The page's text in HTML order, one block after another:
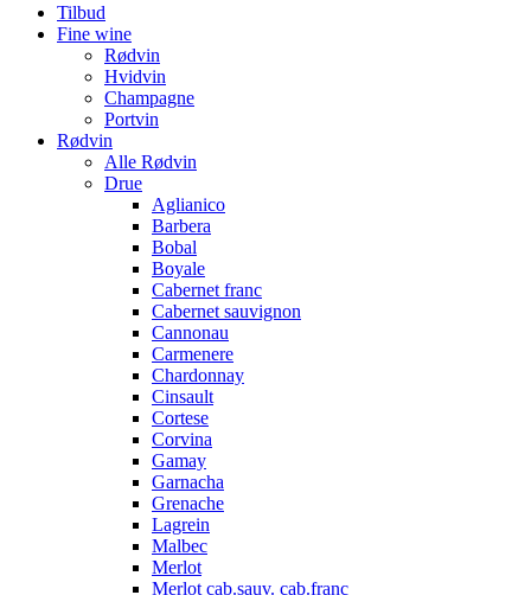
Tilbud
Fine wine
Rødvin
Hvidvin
Champagne
Portvin
Rødvin
Alle Rødvin
Drue
Aglianico
Barbera
Bobal
Boyale
Cabernet franc
Cabernet sauvignon
Cannonau
Carmenere
Chardonnay
Cinsault
Cortese
Corvina
Gamay
Garnacha
Grenache
Lagrein
Malbec
Merlot
Merlot cab.sauv. cab.franc